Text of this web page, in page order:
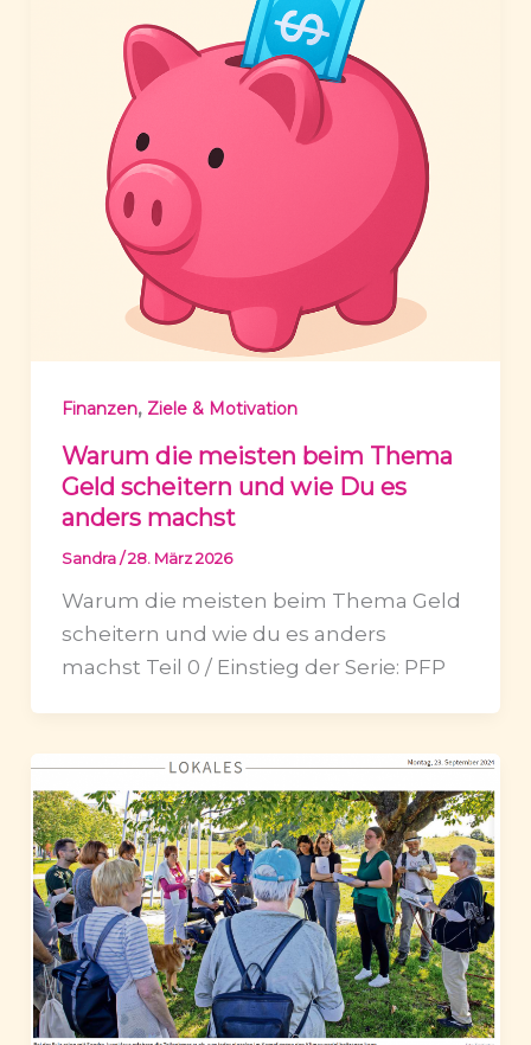
Finanzen, Ziele & Motivation
Warum die meisten beim Thema
Geld scheitern und wie Du es
anders machst
Sandra/28. März 2026
Warum die meisten beim Thema Geld
scheitern und wie du es anders
machst Teil 0 / Einstieg der Serie: PFP